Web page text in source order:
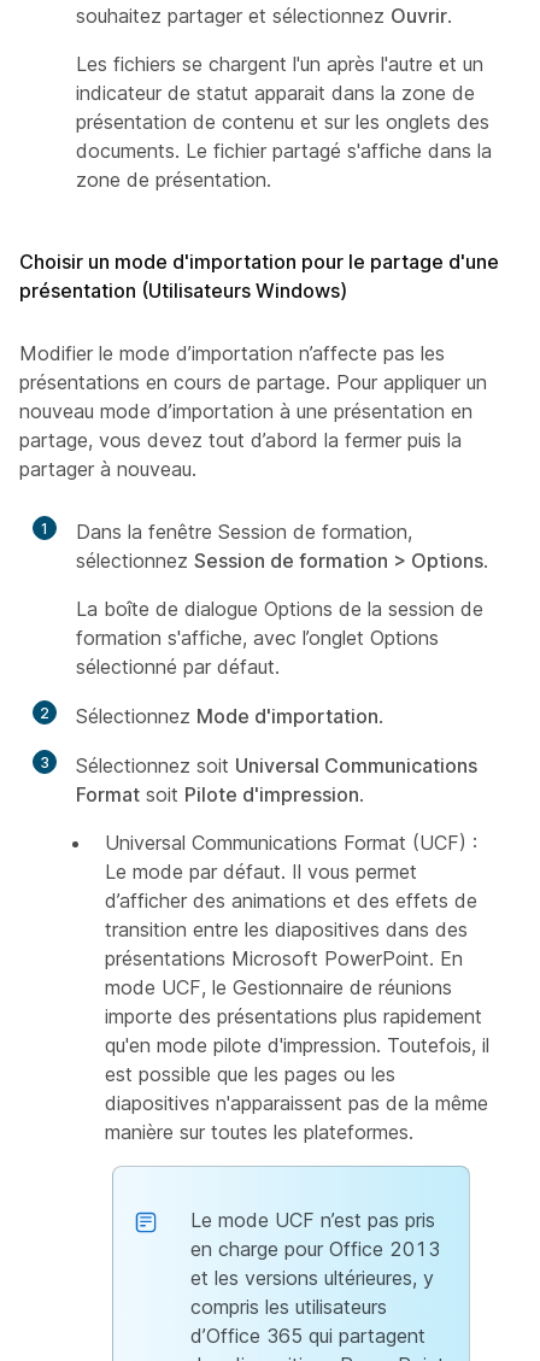
souhaitez partager et sélectionnez Ouvrir.
Les fichiers se chargent l'un après l'autre et un
indicateur de statut apparait dans la zone de
présentation de contenu et sur les onglets des
documents. Le fichier partagé s'affiche dans la
zone de présentation.
Choisir un mode d'importation pour le partage d'une
présentation (Utilisateurs Windows)
Modifier le mode d’importation n’affecte pas les
présentations en cours de partage. Pour appliquer un
nouveau mode d’importation à une présentation en
partage, vous devez tout d’abord la fermer puis la
partager à nouveau.
1
Dans la fenêtre Session de formation,
sélectionnez Session de formation > Options.
La boîte de dialogue Options de la session de
formation s'affiche, avec l’onglet Options
sélectionné par défaut.
2 Sélectionnez Mode d'importation.
3 Sélectionnez soit Universal Communications
Format soit Pilote d'impression.
Universal Communications Format (UCF) :
Le mode par défaut. Il vous permet
d’afficher des animations et des effets de
transition entre les diapositives dans des
présentations Microsoft PowerPoint. En
mode UCF, le Gestionnaire de réunions
importe des présentations plus rapidement
qu'en mode pilote d'impression. Toutefois, il
est possible que les pages ou les
diapositives n'apparaissent pas de la même
manière sur toutes les plateformes.
Le mode UCF n’est pas pris
en charge pour Office 2013
et les versions ultérieures, y
compris les utilisateurs
d’Office 365 qui partagent